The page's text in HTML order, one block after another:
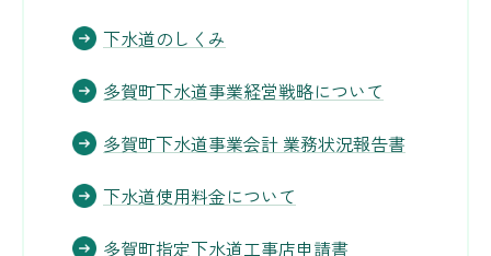
下水道のしくみ
多賀町下水道事業経営戦略について
多賀町下水道事業会計 業務状況報告書
下水道使用料金について
多賀町指定下水道工事店申請書